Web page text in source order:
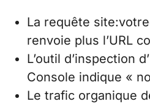
La requête
renvoie plus l’URL
L’outil d’inspection
Console indique «
Le trafic organique